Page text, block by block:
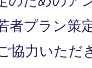
者プラン
協力いただ